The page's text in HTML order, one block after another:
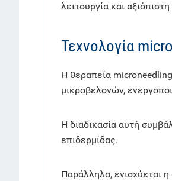
λειτουργία και
Τεχνολογία
Η θεραπεία
μικροβελονών,
Η διαδικασία αυτή
επιδερμίδας.
Παράλληλα, ενισχύεται